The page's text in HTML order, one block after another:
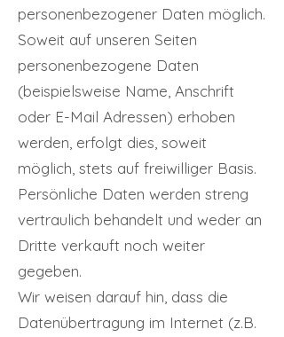
personenbezogener Daten möglich.
Soweit auf unseren Seiten
personenbezogene Daten
(beispielsweise Name, Anschrift
oder E-Mail Adressen) erhoben
werden, erfolgt dies, soweit
möglich, stets auf freiwilliger Basis.
Persönliche Daten werden streng
vertraulich behandelt und weder an
Dritte verkauft noch weiter
gegeben.
Wir weisen darauf hin, dass die
Datenübertragung im Internet (z.B.